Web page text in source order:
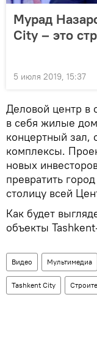
Мурад
City – это
5 июля 2019, 15:37
Деловой центр в
в себя жилые
концертный зал,
комплексы.
новых
превратить
столицу всей
Как будет
объекты
Видео Мультимедиа
Tashkent City